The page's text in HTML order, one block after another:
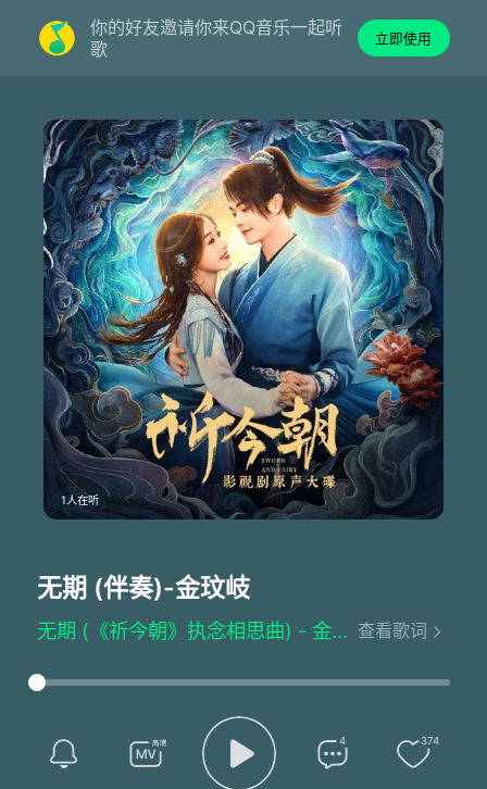
你的好友邀请你来QQ音乐一起听
歌
立即使用
1人在听
无期 (伴奏)-金玟岐
无期 (《祈今朝》执念相思曲) - 金玟岐
曲：陈抒妮
制作人：徐志明
编曲：李明宇
混音/母带：刘俊杰@ROOM 4A
查看歌词
4 374